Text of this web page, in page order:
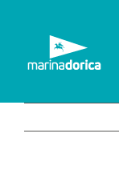
contenuto